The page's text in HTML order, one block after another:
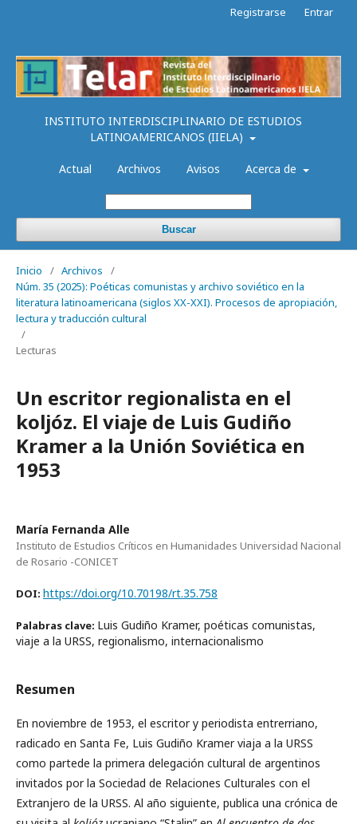
INSTITUTO INTERDISCIPLINARIO DE ESTUDIOS
LATINOAMERICANOS (IIELA)
Actual Archivos Avisos Acerca de
Buscar
Registrarse Entrar
Inicio / Archivos
/
Núm. 35 (2025): Poéticas comunistas y archivo soviético en la
literatura latinoamericana (siglos XX-XXI). Procesos de apropiación,
lectura y traducción cultural
/
Lecturas
Un escritor regionalista en el
koljóz. El viaje de Luis Gudiño
Kramer a la Unión Soviética en
1953
María Fernanda Alle
Instituto de Estudios Críticos en Humanidades Universidad Nacional
de Rosario -CONICET
DOI: https://doi.org/10.70198/rt.35.758
Palabras clave: Luis Gudiño Kramer, poéticas comunistas,
viaje a la URSS, regionalismo, internacionalismo
Resumen
En noviembre de 1953, el escritor y periodista entrerriano,
radicado en Santa Fe, Luis Gudiño Kramer viaja a la URSS
como partede la primera delegación cultural de argentinos
invitados por la Sociedad de Relaciones Culturales con el
Extranjero de la URSS. Al año siguiente, publica una crónica de